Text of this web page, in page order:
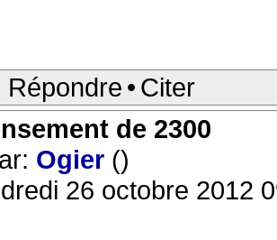
Répondre • Citer
de 2300
Ogier ()
26 octobre 2012